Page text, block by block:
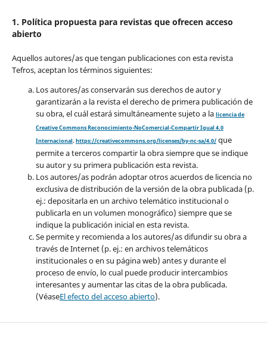
1. Política propuesta para revistas que ofrecen acceso
abierto
Aquellos autores/as que tengan publicaciones con esta revista
Tefros, aceptan los términos siguientes:
Los autores/as conservarán sus derechos de autor y
garantizarán a la revista el derecho de primera publicación de
su obra, el cuál estará simultáneamente sujeto a la licencia de
Creative Commons Reconocimiento-NoComercial-Compartir Igual 4.0
Internacional. https://creativecommons.org/licenses/by-nc-sa/4.0/que
permite a terceros compartir la obra siempre que se indique
su autor y su primera publicación esta revista.
Los autores/as podrán adoptar otros acuerdos de licencia no
exclusiva de distribución de la versión de la obra publicada (p.
ej.: depositarla en un archivo telemático institucional o
publicarla en un volumen monográfico) siempre que se
indique la publicación inicial en esta revista.
Se permite y recomienda a los autores/as difundir su obra a
través de Internet (p. ej.: en archivos telemáticos
institucionales o en su página web) antes y durante el
proceso de envío, lo cual puede producir intercambios
interesantes y aumentar las citas de la obra publicada.
(VéaseEl efecto del acceso abierto).